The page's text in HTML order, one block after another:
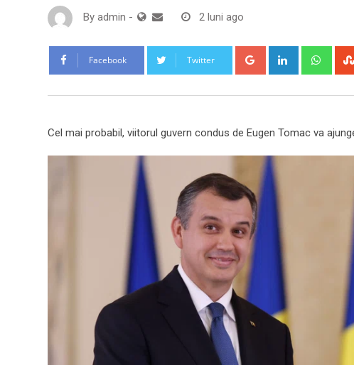
By admin - 2 luni ago
Facebook Twitter Google+ LinkedIn
Cel mai probabil, viitorul guvern condus de Eugen Tomac va